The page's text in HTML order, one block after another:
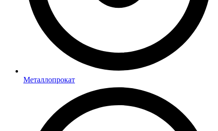
Металлопрокат